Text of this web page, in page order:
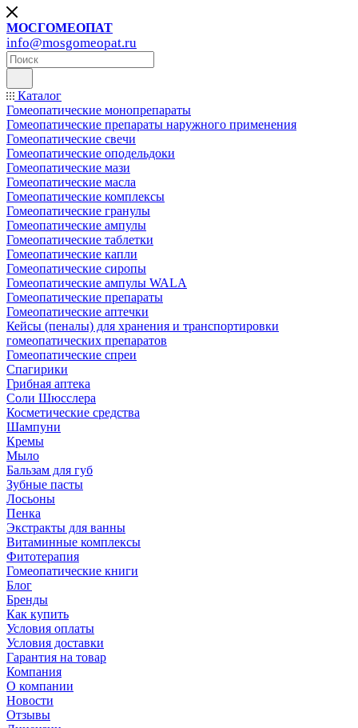
МОСГОМЕОПАТ
info@mosgomeopat.ru
Каталог
Гомеопатические монопрепараты
Гомеопатические препараты наружного применения
Гомеопатические свечи
Гомеопатические оподельдоки
Гомеопатические мази
Гомеопатические масла
Гомеопатические комплексы
Гомеопатические гранулы
Гомеопатические ампулы
Гомеопатические таблетки
Гомеопатические капли
Гомеопатические сиропы
Гомеопатические ампулы WALA
Гомеопатические препараты
Гомеопатические аптечки
Кейсы (пеналы) для хранения и транспортировки
гомеопатических препаратов
Гомеопатические спреи
Спагирики
Грибная аптека
Соли Шюсслера
Косметические средства
Шампуни
Кремы
Мыло
Бальзам для губ
Зубные пасты
Лосьоны
Пенка
Экстракты для ванны
Витаминные комплексы
Фитотерапия
Гомеопатические книги
Блог
Бренды
Как купить
Условия оплаты
Условия доставки
Гарантия на товар
Компания
О компании
Новости
Отзывы